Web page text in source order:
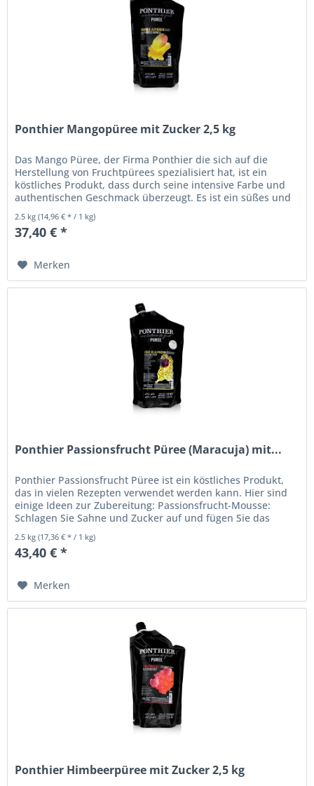
Ponthier Mangopüree mit Zucker 2,5 kg
Das Mango Püree, der Firma Ponthier die sich auf die
Herstellung von Fruchtpürees spezialisiert hat, ist ein
köstliches Produkt, dass durch seine intensive Farbe und
authentischen Geschmack überzeugt. Es ist ein süßes und
2.5 kg(14,96 € * / 1 kg)
37,40 € *
Merken
Ponthier Passionsfrucht Püree (Maracuja) mit...
Ponthier Passionsfrucht Püree ist ein köstliches Produkt,
das in vielen Rezepten verwendet werden kann. Hier sind
einige Ideen zur Zubereitung: Passionsfrucht-Mousse:
Schlagen Sie Sahne und Zucker auf und fügen Sie das
2.5 kg(17,36 € * / 1 kg)
43,40 € *
Merken
Ponthier Himbeerpüree mit Zucker 2,5 kg